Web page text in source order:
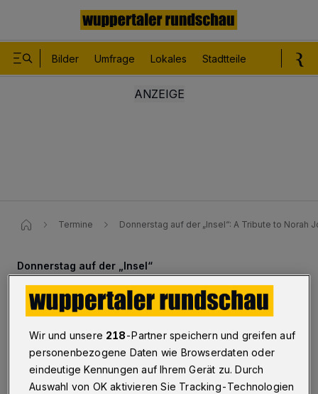
Bilder Umfrage Lokales Stadtteile
Termine Donnerstag auf der „Insel“: A Tribute to Norah
Donnerstag auf der „Insel“
„A Tribute to Norah Jones“ ...
Wuppertal·... gibt es mit Stefanie Smailes und Stefan
Walz (bekannt aus der „Nightradio Show“) am
Donnerstag (28. Mai 2026) um 19:30 Uhr auf der
„Insel“ an der Wiesenstraße 6.
Wir und unsere 218-Partner speichern und greifen auf
personenbezogene Daten wie Browserdaten oder
eindeutige Kennungen auf Ihrem Gerät zu. Durch
Auswahl von OK aktivieren Sie Tracking-Technologien